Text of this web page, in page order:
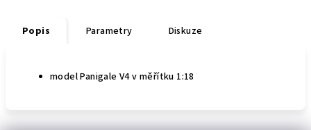
Popis Parametry Diskuze
model Panigale V4 v měřítku 1:18